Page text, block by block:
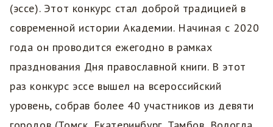
(эссе). Этот конкурс стал доброй традицией в
современной истории Академии. Начиная с 2020
года он проводится ежегодно в рамках
празднования Дня православной книги. В этот
раз конкурс эссе вышел на всероссийский
уровень, собрав более 40 участников из девяти